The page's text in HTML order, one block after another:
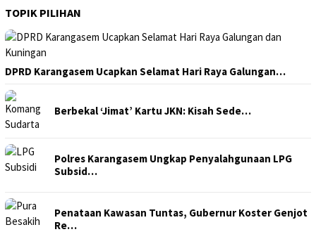
TOPIK PILIHAN
DPRD Karangasem Ucapkan Selamat Hari Raya Galungan…
Berbekal ‘Jimat’ Kartu JKN: Kisah Sede…
Polres Karangasem Ungkap Penyalahgunaan LPG
Subsid…
Penataan Kawasan Tuntas, Gubernur Koster Genjot
Re…